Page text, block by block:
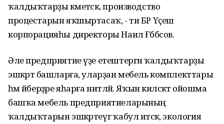
ҡалдыҡтарҙы кәметәсәк, производство
процестарын яҡшыртасаҡ, - ти БР Үҫеш
корпорацияһы директоры Наил Ғәббәсов.
Әле предприятие үҙе етештергән ҡалдыҡтарҙы
эшкәртә башларға, уларҙан мебель комплекттары
һәм әйберҙәре яһарға ниәтләй. Яҡын киләсәктә ойошма
башҡа мебель предприятиеларының
ҡалдыҡтарын эшкәртеүгә ҡабул итәсәк, экология